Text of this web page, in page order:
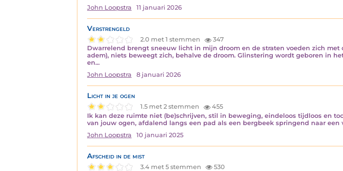
John Loopstra
11 januari 2026
Verstrengeld
2.0 met 1 stemmen
347
Dwarrelend brengt sneeuw licht in mijn droom en de straten voeden zich
adem), niets beweegt zich, behalve de droom. Glinstering wordt geboren in
en...
John Loopstra
8 januari 2026
Licht in je ogen
1.5 met 2 stemmen
455
Ik kan deze ruimte niet (be)schrijven, stil in beweging, eindeloos tijdloos en
van jouw ogen, afdalend langs een pad als een bergbeek springend naar
John Loopstra
10 januari 2025
Afscheid in de mist
3.4 met 5 stemmen
530